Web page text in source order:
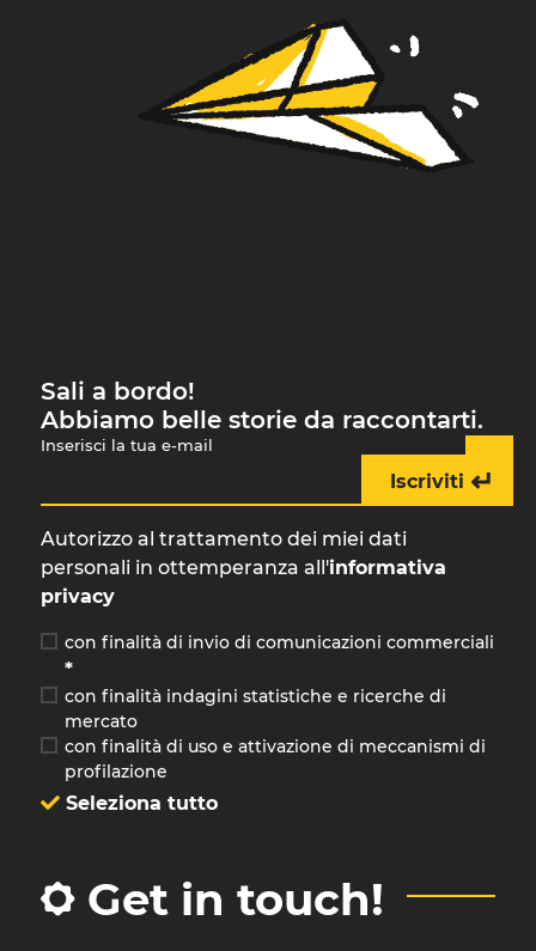
Sali a bordo!
Abbiamo belle storie da raccontarti.
Inserisci la tua e-mail
Iscriviti ↵
Autorizzo al trattamento dei miei dati
personali in ottemperanza all'informativa
privacy
con finalità di invio di comunicazioni commerciali
*
con finalità indagini statistiche e ricerche di
mercato
con finalità di uso e attivazione di meccanismi di
profilazione
Seleziona tutto
Get in touch!